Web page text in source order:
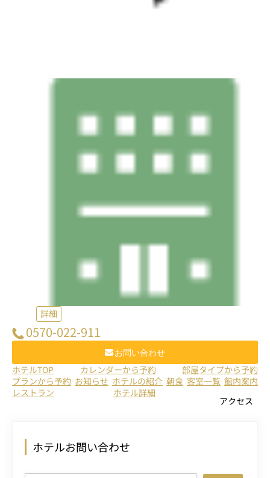
詳細
0570-022-911
お問い合わせ
ホテルTOP カレンダーから予約
部屋タイプから予約
プランから予約 お知らせ ホテルの紹介 朝食 客室一覧 館内案内
レストラン
ホテル詳細
アクセス
ホテルお問い合わせ